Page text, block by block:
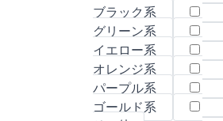
ブラック系
グリーン系
イエロー系
オレンジ系
パープル系
ゴールド系